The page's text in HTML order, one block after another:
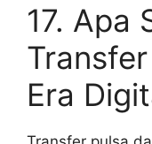
17. Apa
Era